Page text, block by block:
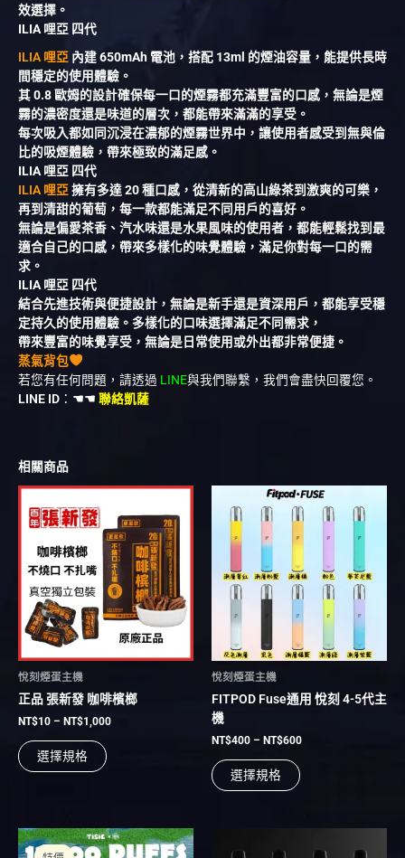
效選擇。
ILIA 哩亞 四代
ILIA 哩亞 內建 650mAh 電池，搭配 13ml 的煙油容量，能提供長時
間穩定的使用體驗。
其 0.8 歐姆的設計確保每一口的煙霧都充滿豐富的口感，無論是煙
霧的濃密度還是味道的層次，都能帶來滿滿的享受。
每次吸入都如同沉浸在濃郁的煙霧世界中，讓使用者感受到無與倫
比的吸煙體驗，帶來極致的滿足感。
ILIA 哩亞 四代
ILIA 哩亞擁有多達 20 種口感，從清新的高山綠茶到激爽的可樂，
再到清甜的葡萄，每一款都能滿足不同用戶的喜好。
無論是偏愛茶香、汽水味還是水果風味的使用者，都能輕鬆找到最
適合自己的口感，帶來多樣化的味覺體驗，滿足你對每一口的需
求。
ILIA 哩亞 四代
結合先進技術與便捷設計，無論是新手還是資深用戶，都能享受穩
定持久的使用體驗。多樣化的口味選擇滿足不同需求，
帶來豐富的味覺享受，無論是日常使用或外出都非常便捷。
蒸氣背包
若您有任何問題，請透過 LINE與我們聯繫，我們會盡快回覆您。
LINE ID ： ☚☚ 聯絡凱薩
相關商品
悅刻煙蛋主機
正品 張新發 咖啡檳榔
NT$10 – NT$1,000
價
範
圍：
NT$10
到
NT$1,000
選擇規格
此
品
有
多
種
款
在
品
頁
選
悅刻煙蛋主機
FITPOD Fuse通用 悅刻 4-5代主
機
NT$400 – NT$600
價
格
範
NT$400
NT$600
選擇規格
此
產
多
種
式。
可
在
品
面
擇
原
始
目
前
此